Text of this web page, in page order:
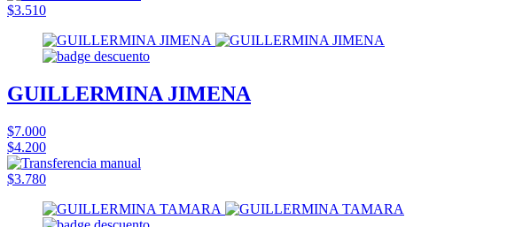
$3.510
GUILLERMINA JIMENA
$7.000
$4.200
$3.780